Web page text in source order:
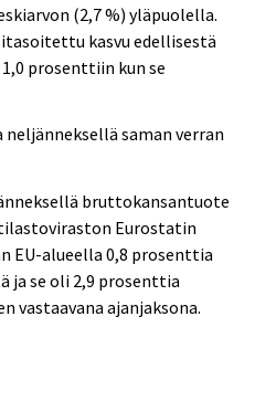
(2,7 %) yläpuolella.
kasvu edellisestä
prosenttiin kun se
saman verran
bruttokansantuote
Eurostatin
EU-alueella 0,8 prosenttia
ja se oli 2,9 prosenttia
vastaavana ajanjaksona.